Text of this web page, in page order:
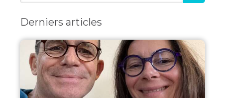
Derniers articles